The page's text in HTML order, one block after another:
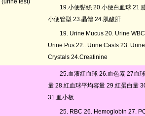
(urine test)
19.小便黏絲 20.小便白血球 21.
小便管型 23.晶體 24.肌酸肝
19. Urine Mucus 20. Urine
Urine Pus 22.. Urine Casts 23. Urine
Crystals 24.Creatinine
25.血液紅血球 26.血色素 27血
量 28.紅血球平均容量 29.紅蛋白量
31.血小板
25. RBC 26. Hemoglobin 27.